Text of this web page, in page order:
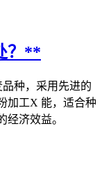
？**
种，采用先进的
加工X 能，适合种
济效益。